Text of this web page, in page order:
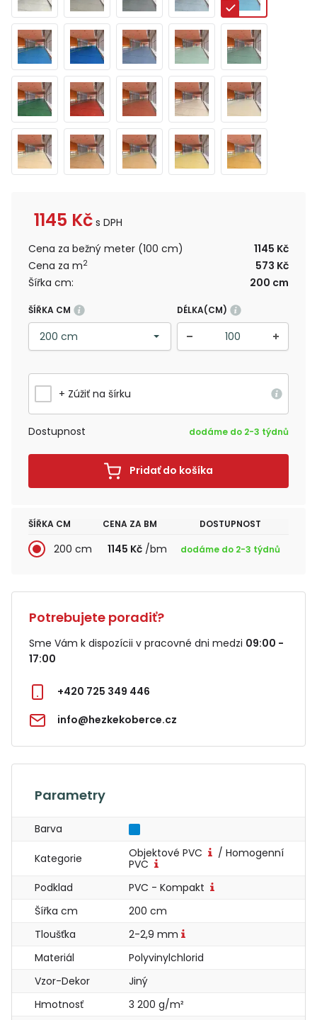
1145 Kč s DPH
Cena za bežný meter (100 cm)
1145 Kč
Cena za m2
573 Kč
Šířka cm:
200 cm
ŠÍŘKA CM DÉLKA(CM)
+ Zúžiť na šírku
Dostupnost dodáme do 2-3 týdnů
Pridať do košíka
ŠÍŘKA CM CENA ZA BM DOSTUPNOST
200 cm 1145 Kč /bm dodáme do 2-3 týdnů
Potrebujete poradiť?
Sme Vám k dispozícii v pracovné dni medzi 09:00 -
17:00
+420 725 349 446
info@hezkekoberce.cz
Parametry
Barva
Kategorie Objektové PVC
/ Homogenní
PVC
Podklad
PVC - Kompakt
Šířka cm
200 cm
Tloušťka
2-2,9 mm
Materiál
Polyvinylchlorid
Vzor-Dekor
Jiný
Hmotnosť
3 200 g/m²